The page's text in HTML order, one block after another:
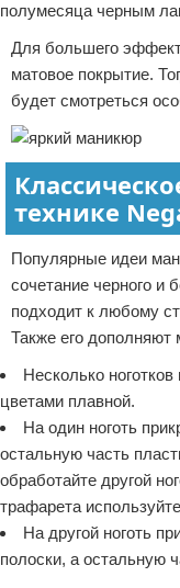
полумесяца черным
Для большего
матовое покрытие.
будет смотреться
технике
Популярные идеи
сочетание черного и
подходит к любому
Также его дополняют
Несколько
цветами плавной.
На один ноготь
остальную часть
обработайте другой
трафарета
На другой ноготь
полоски, а остальную